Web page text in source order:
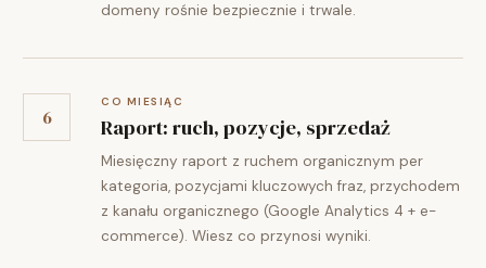
domeny rośnie bezpiecznie i trwale.
6
CO MIESIĄC
Raport: ruch, pozycje, sprzedaż
Miesięczny raport z ruchem organicznym per
kategoria, pozycjami kluczowych fraz, przychodem
z kanału organicznego (Google Analytics 4 + e-
commerce). Wiesz co przynosi wyniki.